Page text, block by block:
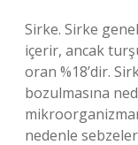
Sirke. Sirke
içerir, ancak
oran %18’dir.
bozulmasına
nedenle